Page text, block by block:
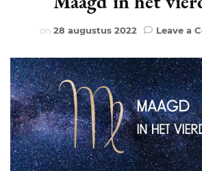
on 28 augustus 2022 Leave a